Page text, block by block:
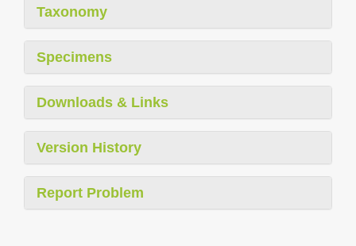
Taxonomy
Specimens
Downloads & Links
Version History
Report Problem